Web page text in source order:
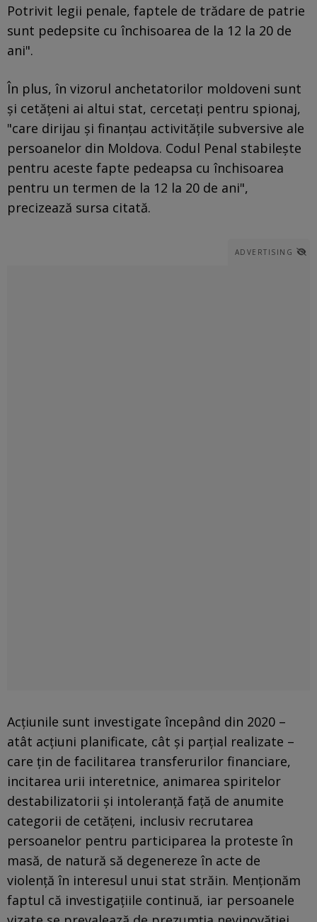
Potrivit legii penale, faptele de trădare de patrie
sunt pedepsite cu închisoarea de la 12 la 20 de
ani".
În plus, în vizorul anchetatorilor moldoveni sunt
și cetățeni ai altui stat, cercetați pentru spionaj,
"care dirijau și finanțau activitățile subversive ale
persoanelor din Moldova. Codul Penal stabilește
pentru aceste fapte pedeapsa cu închisoarea
pentru un termen de la 12 la 20 de ani",
precizează sursa citată.
ADVERTISING
Acțiunile sunt investigate începând din 2020 –
atât acțiuni planificate, cât și parțial realizate –
care țin de facilitarea transferurilor financiare,
incitarea urii interetnice, animarea spiritelor
destabilizatorii și intoleranță față de anumite
categorii de cetățeni, inclusiv recrutarea
persoanelor pentru participarea la proteste în
masă, de natură să degenereze în acte de
violență în interesul unui stat străin. Menționăm
faptul că investigațiile continuă, iar persoanele